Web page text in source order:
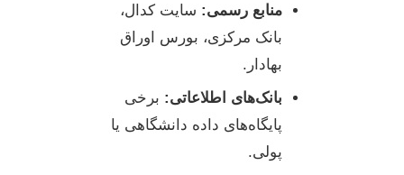
منابع رسمی: سایت کدال،
بانک مرکزی، بورس اوراق
بهادار.
بانک‌های اطلاعاتی: برخی
پایگاه‌های داده دانشگاهی یا
پولی.